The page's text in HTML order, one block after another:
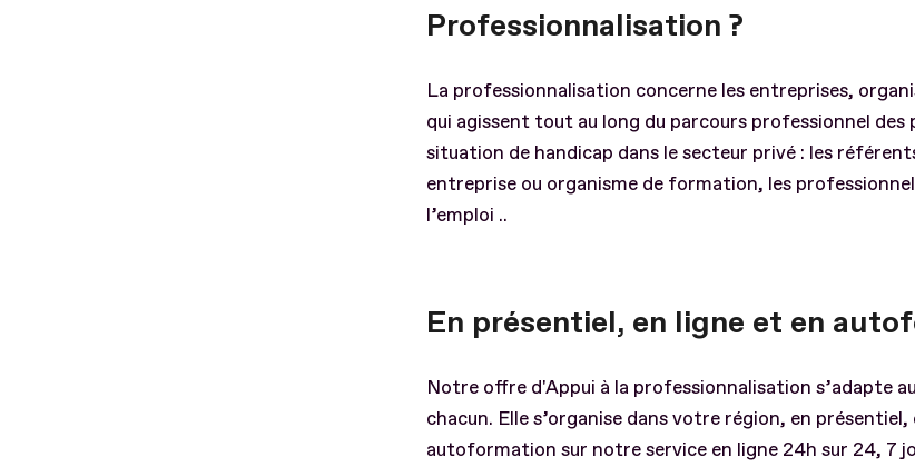
Professionnalisation ?
La professionnalisation concerne les entreprises,
qui agissent tout au long du parcours professionnel des
situation de handicap dans le secteur privé : les
entreprise ou organisme de formation, les
l’emploi ..
En présentiel, en ligne et en
Notre offre d'Appui à la professionnalisation s’adapte
chacun. Elle s’organise dans votre région, en
autoformation sur notre service en ligne 24h sur 24, 7